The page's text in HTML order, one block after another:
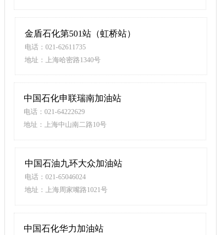
金盾石化第501站（虹桥站）
电话：021-62611735
地址：上海哈密路1340号
中国石化申联瑞南加油站
电话：021-64222629
地址：上海中山南二路10号
中国石油九环大众加油站
电话：021-65046024
地址：上海周家嘴路1021号
中国石化华力加油站